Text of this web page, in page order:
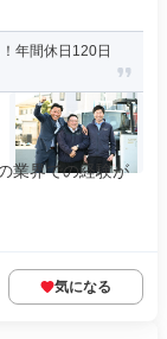
年間休日120日
業界での経験が
気になる